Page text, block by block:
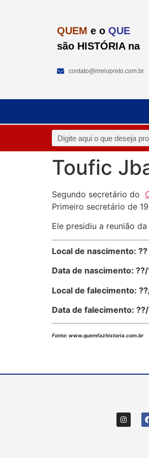
QUEM e o QUE
são HISTÓRIA na
contato@rmriopreto.com.br
Toufic
Segundo secretário do
Primeiro secretário de
Ele presidiu a reunião
Local de nascimento: ??
Data de nascimento:
Local de falecimento:
Data de falecimento:
Fonte: www.quemfazhistoria.com.br